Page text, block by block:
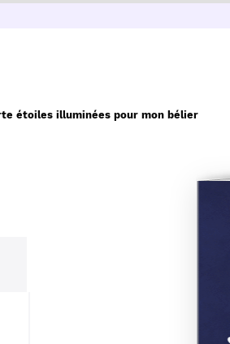
étoiles illuminées pour mon bélier